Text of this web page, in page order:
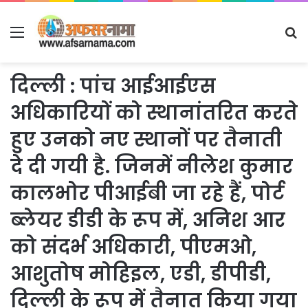
Menu
दिल्ली : पांच आईआईएस
अधिकारियों को स्थानांतरित करते
हुए उनको नए स्थानों पर तैनाती
दे दी गयी है. जिनमें नीलेश कुमार
कालभोर पीआईबी जा रहे हैं, पोर्ट
ब्लेयर डीडी के रूप में, अनिश आर
को संदर्भ अधिकारी, पीएमओ,
आशुतोष मोहिइल, एडी, डीपीडी,
दिल्ली के रूप में तैनात किया गया